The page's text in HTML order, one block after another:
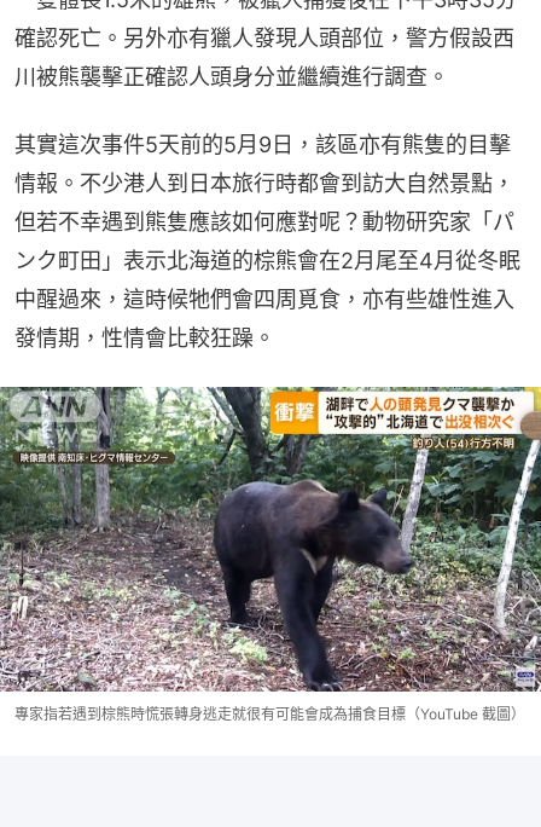
確認死亡。另外亦有獵人發現人頭部位，警方假設西
川被熊襲擊正確認人頭身分並繼續進行調查。
其實這次事件5天前的5月9日，該區亦有熊隻的目擊
情報。不少港人到日本旅行時都會到訪大自然景點，
但若不幸遇到熊隻應該如何應對呢？動物研究家「パ
ンク町田」表示北海道的棕熊會在2月尾至4月從冬眠
中醒過來，這時候牠們會四周覓食，亦有些雄性進入
發情期，性情會比較狂躁。
專家指若遇到棕熊時慌張轉身逃走就很有可能會成為捕食目標（YouTube 截圖）